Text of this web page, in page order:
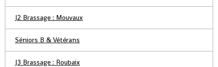
J2 Brassage : Mouvaux
Séniors B & Vétérans
J3 Brassage : Roubaix